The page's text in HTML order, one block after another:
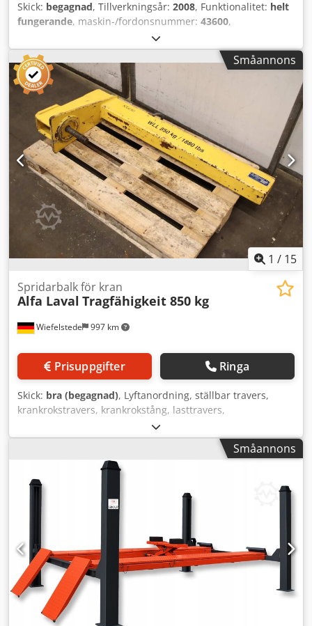
Skick: begagnad, Tillverkningsår: 2008, Funktionalitet: helt
fungerande, maskin-/fordonsnummer: 43600,
, Vi säljer en väl underhållen,
renodlad mobil hjulgripare av typen 6 från Hywema.
Utrustad med en 6-växlad växellåda. Total lyftkapacitet: 30
000 kg (alla 6 lyftanordningar). Anläggningen har
renoverats och kontrollerats. Den kan gärna testas och
besiktigas. Djdpfx Ajzqtdbjd Sjwa
Småannons
1 / 15
Wiefelstede 997 km
Spridarbalk för kran
Alfa Laval Tragfähigkeit 850 kg
Prisuppgifter Ringa
Skick: bra (begagnad), Lyftanordning, ställbar travers,
krankrokstravers, krankrokstång, lasttravers,
tunglaststravers, balanstravers, lyftanordning,
materialhiss för lyft, hallkran, pelarsvängkran,
arbetsplatskran, kättingtelfer Dodpfszf E Egox Ad Sowa -
Tillverkare: Alfa Laval, lyftanordning från dekantercentrifug
-Bärkraft: 850 kg -Artikelnummer: 6123 2745 85 -
Transportmått: 1375/595/H255 mm -Vikt: 73 kg
Småannons